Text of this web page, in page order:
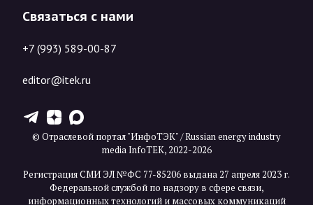
Связаться с нами
+7 (993) 589-00-87
editor@itek.ru
T Z X
© Отраслевой портал "ИнфоТЭК" / Russian energy industry
media InfoTEK, 2022-2026
Регистрация СМИ ЭЛ №ФС 77-85206 выдана 27 апреля 2023 г.
Федеральной службой по надзору в сфере связи,
информационных технологий и массовых коммуникаций